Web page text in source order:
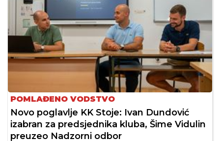
POMLAĐENO VODSTVO
Novo poglavlje KK Stoje: Ivan Dundović
izabran za predsjednika kluba, Šime Vidulin
preuzeo Nadzorni odbor